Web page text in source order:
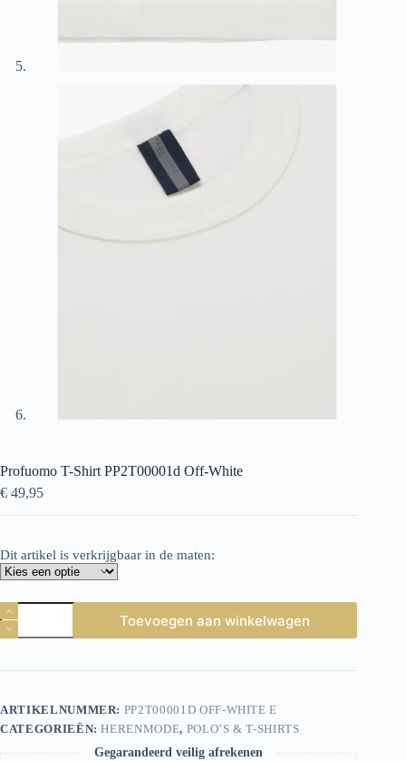
Profuomo T-Shirt PP2T00001d Off-White
€ 49,95
Dit artikel is verkrijgbaar in de maten:
Profuomo
T-
Shirt
Off-
Toevoegen aan winkelwagen
ARTIKELNUMMER: PP2T00001D OFF-WHITE E
CATEGORIEËN:HERENMODE, POLO’S & T-SHIRTS
Gegarandeerd veilig afrekenen